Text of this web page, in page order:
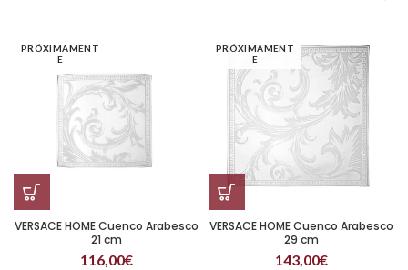
PRÓXIMAMENT
E
VERSACE HOME Cuenco Arabesco
21 cm
116,00€
PRÓXIMAMENT
E
VERSACE HOME Cuenco Arabesco
29 cm
143,00€